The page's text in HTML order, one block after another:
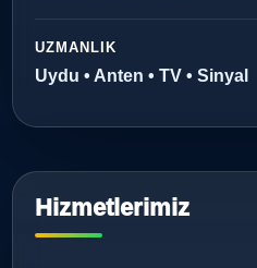
UZMANLIK
Uydu • Anten • TV • Sinyal
Hizmetlerimiz